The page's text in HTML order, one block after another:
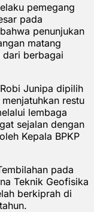
pemegang
pada
penunjukan
matang
dari berbagai
Junipa dipilih
restu
lembaga
sejalan dengan
Kepala BPKP
pada
Teknik Geofisika
berkiprah di